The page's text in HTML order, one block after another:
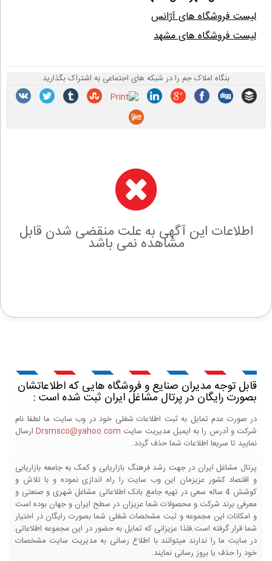
لیست فروشگاه های آژانس
لیست فروشگاه های مشهد
بنگاه املاک جم را در شبکه های اجتماعی به اشتراک بگذارید
اطلاعات این آگهی به علت منقضی شدن قابل
مشاهده نمی باشد
قابل توجه مدیران صنایع و فروشگاه هایی که اطلاعاتشان
بصورت رایگان در پرتال مشاغل ایران ثبت شده است :
در صورت عدم تمایل به ثبت اطلاعات شغلی خود در وب سایت ما لطفا نام
شرکت و آدرس را به ایمیل مدیریت سایت Drsmsco@yahoo.comارسال
نمایید تا سریعا اطلاعات شما حذف گردد.
پرتال مشاغل ایران در جهت رشد فرهنگ بازاریابی و کمک به جامعه بازاریابی
و اقتصاد کشور عزیزمان این وب سایت را راه اندازی نموده و با تلاش و
کوشش 4 ساله سعی در تهیه جامع بانک اطلاعاتی مشاغل شهری و صنعتی و
معرفی برند شرکت و محصولات شما عزیزان در سطح ایران و جهان بوده است
و امکانات این مجموعه و ثبت مشخصات شغلی شما بصورت رایگان در اختیار
شما قرار گرفته است.فلذا عزیزانی که تمایل به حضور در این مجموعه اطلاعاتی
در سایت ما را ندارند میتوانند با اطلاع رسانی به مدیریت سایت مشخصات
خود را حذف یا بروز رسانی نمایند.